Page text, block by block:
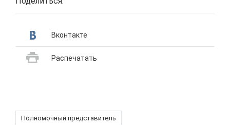
Вконтакте
Распечатать
Полномочный представитель